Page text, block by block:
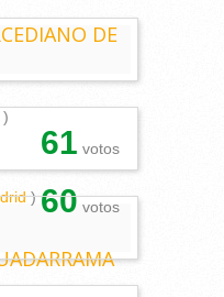
DE
)
61 votos
) 60 votos